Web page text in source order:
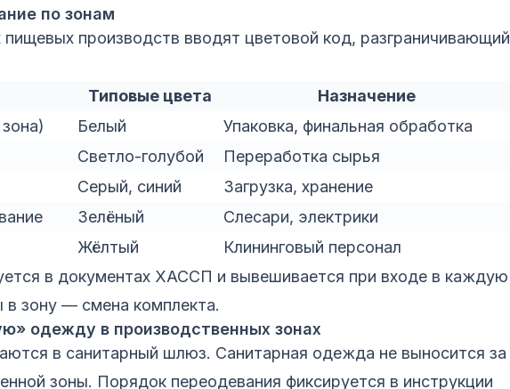
по зонам
производств вводят цветовой код, разграничивающий
Типовые цвета
Назначение
Белый
Упаковка, финальная обработка
Светло-голубой
Переработка сырья
Серый, синий
Загрузка, хранение
Зелёный
Слесари, электрики
Жёлтый
Клининговый персонал
в документах ХАССП и вывешивается при входе в каждую
в зону — смена комплекта.
одежду в производственных зонах
в санитарный шлюз. Санитарная одежда не выносится за
зоны. Порядок переодевания фиксируется в инструкции